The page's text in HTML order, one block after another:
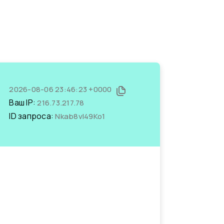
2026-08-06 23:46:23 +0000
Ваш IP:216.73.217.78
ID запроса:Nkab8vl49Ko1